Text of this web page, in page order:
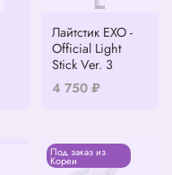
Лайтстик EXO -
Official Light
Stick Ver. 3
4 750 ₽
Под заказ из
Кореи